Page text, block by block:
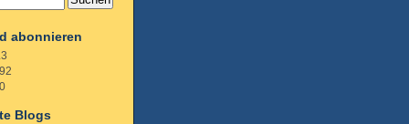
abonnieren
Blogs